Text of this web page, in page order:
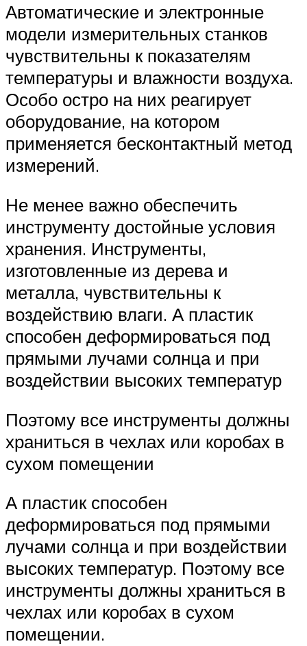
Автоматические и электронные
модели измерительных станков
чувствительны к показателям
температуры и влажности воздуха.
Особо остро на них реагирует
оборудование, на котором
применяется бесконтактный метод
измерений.
Не менее важно обеспечить
инструменту достойные условия
хранения. Инструменты,
изготовленные из дерева и
металла, чувствительны к
воздействию влаги. А пластик
способен деформироваться под
прямыми лучами солнца и при
воздействии высоких температур
Поэтому все инструменты должны
храниться в чехлах или коробах в
сухом помещении
А пластик способен
деформироваться под прямыми
лучами солнца и при воздействии
высоких температур. Поэтому все
инструменты должны храниться в
чехлах или коробах в сухом
помещении.